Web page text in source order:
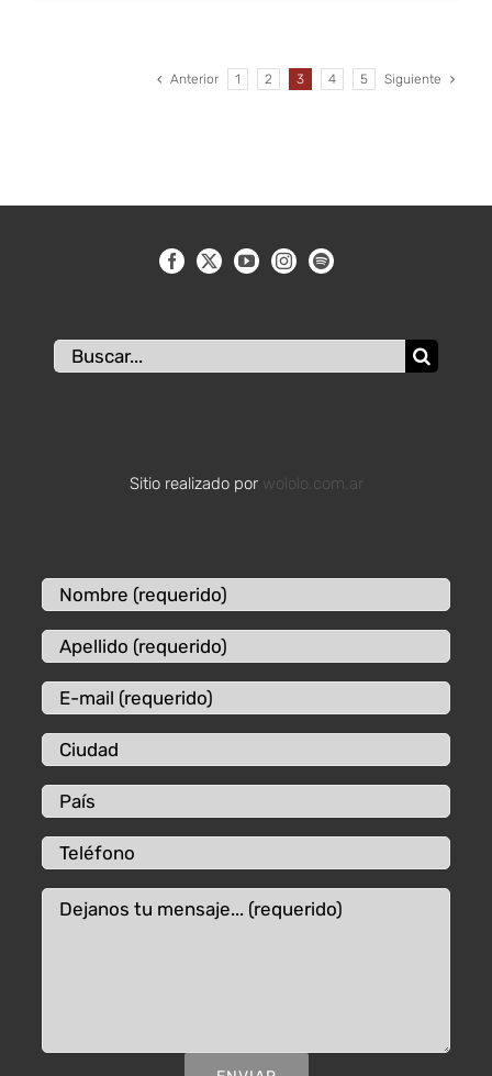
Anterior 1 2 3 4 5 Siguiente
Buscar:
Sitio realizado por wololo.com.ar